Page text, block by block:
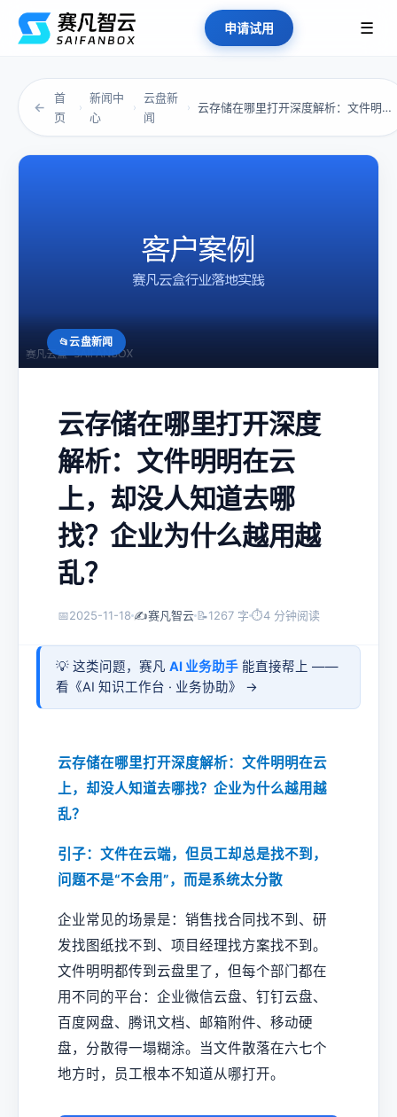
申请试用 ☰
←
首
页
›
新闻中
心
›
云盘新
闻
› 云存储在哪里打开深度解析：文件明明在云上，却...
云盘新闻
云存储在哪里打开深度
解析：文件明明在云
上，却没人知道去哪
找？企业为什么越用越
乱？
📅2025-11-18 ✍️赛凡智云 📝1267 字 ⏱4 分钟阅读
💡 这类问题，赛凡 AI 业务助手 能直接帮上 ——
看《AI 知识工作台 · 业务协助》 →
云存储在哪里打开深度解析：文件明明在云
上，却没人知道去哪找？企业为什么越用越
乱？
引子：文件在云端，但员工却总是找不到，
问题不是“不会用”，而是系统太分散
企业常见的场景是：销售找合同找不到、研
发找图纸找不到、项目经理找方案找不到。
文件明明都传到云盘里了，但每个部门都在
用不同的平台：企业微信云盘、钉钉云盘、
百度网盘、腾讯文档、邮箱附件、移动硬
盘，分散得一塌糊涂。当文件散落在六七个
地方时，员工根本不知道从哪打开。